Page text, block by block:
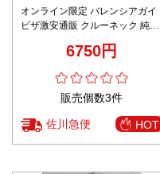
オンライン限定 バレンシアガイ
ビザ激安通販 クルーネック 純綿
袖 ブラック6750円
販売個数3件
佐川急便 HOT